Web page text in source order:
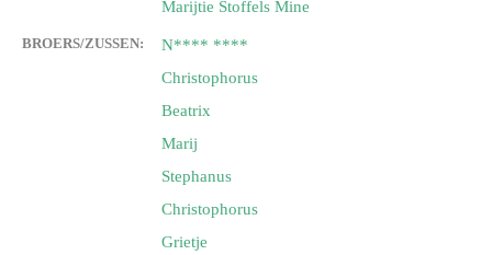
Marijtie Stoffels Mine
BROERS/ZUSSEN:
N**** ****
Christophorus
Beatrix
Marij
Stephanus
Christophorus
Grietje